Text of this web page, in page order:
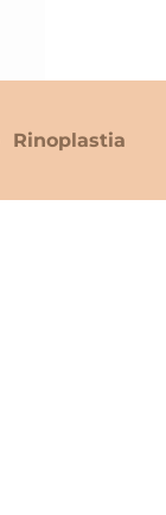
Rinoplastia